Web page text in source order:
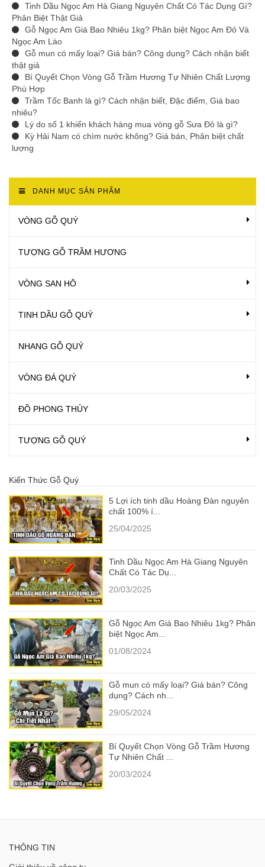
Tinh Dầu Ngọc Am Hà Giang Nguyên Chất Có Tác Dụng Gì?
Phân Biệt Thật Giả
Gỗ Ngọc Am Giá Bao Nhiêu 1kg? Phân biệt Ngọc Am Đỏ Và
Ngọc Am Lào
Gỗ mun có mấy loại? Giá bán? Công dụng? Cách nhận biết
thật giả
Bí Quyết Chọn Vòng Gỗ Trầm Hương Tự Nhiên Chất Lượng
Phù Hợp
Trầm Tốc Banh là gì? Cách nhận biết, Đặc điểm, Giá bao
nhiêu?
Lý do số 1 khiến khách hàng mua vòng gỗ Sưa Đỏ là gì?
Kỳ Hải Nam có chìm nước không? Giá bán, Phân biệt chất
lượng
DANH MỤC SẢN PHẨM
VÒNG GỖ QUÝ
TƯỢNG GỖ TRẦM HƯƠNG
VÒNG SAN HÔ
TINH DẦU GỖ QUÝ
NHANG GỖ QUÝ
VÒNG ĐÁ QUÝ
ĐỒ PHONG THỦY
TƯỢNG GỖ QUÝ
Kiến Thức Gỗ Quý
5 Lợi ích tinh dầu Hoàng Đàn nguyên
chất 100% í...
25/04/2025
Tinh Dầu Ngọc Am Hà Giang Nguyên
Chất Có Tác Dụ...
20/03/2025
Gỗ Ngọc Am Giá Bao Nhiêu 1kg? Phân
biệt Ngọc Am...
01/08/2024
Gỗ mun có mấy loại? Giá bán? Công
dụng? Cách nh...
29/05/2024
Bí Quyết Chọn Vòng Gỗ Trầm Hương
Tự Nhiên Chất ...
20/03/2024
THÔNG TIN